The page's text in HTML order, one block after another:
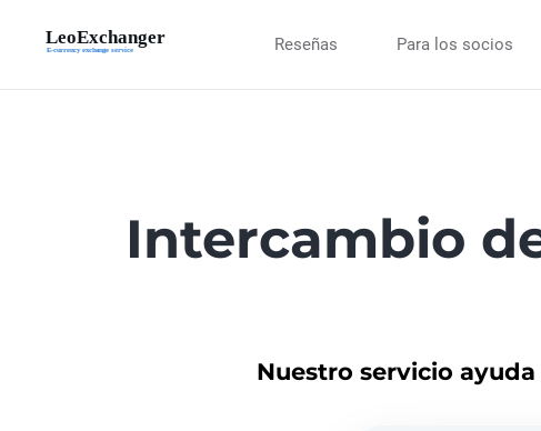
Reseñas Para los socios
Intercambio
Nuestro servicio